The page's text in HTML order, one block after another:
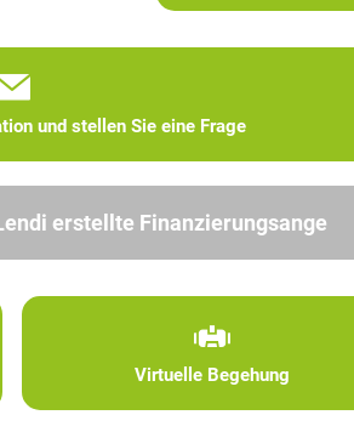
und stellen Sie eine Frage
erstellte Finanzierungsange
Virtuelle Begehung